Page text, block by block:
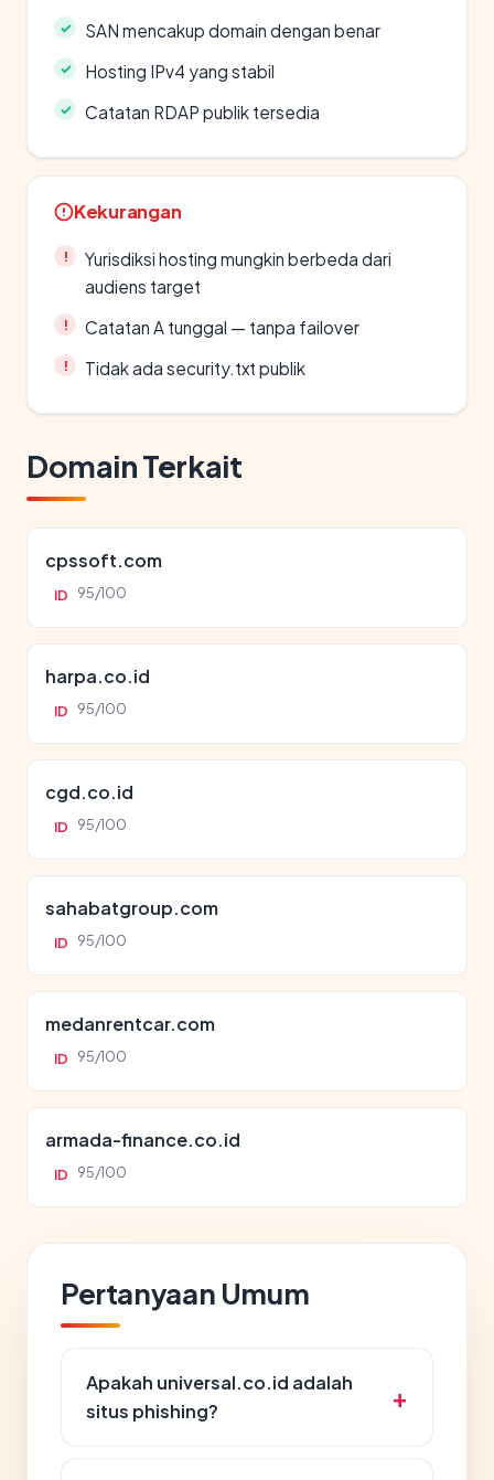
SAN mencakup domain dengan benar
Hosting IPv4 yang stabil
Catatan RDAP publik tersedia
Kekurangan
Yurisdiksi hosting mungkin berbeda dari
audiens target
Catatan A tunggal — tanpa failover
Tidak ada security.txt publik
Domain Terkait
cpssoft.com
ID 95/100
harpa.co.id
ID 95/100
cgd.co.id
ID 95/100
sahabatgroup.com
ID 95/100
medanrentcar.com
ID 95/100
armada-finance.co.id
ID 95/100
Pertanyaan Umum
Apakah universal.co.id adalah
situs phishing?